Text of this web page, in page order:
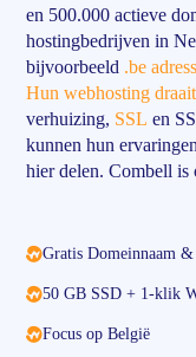
en 500.000 actieve
hostingbedrijven in
bijvoorbeeld .be
Hun webhosting
verhuizing, SSL en
kunnen hun
hier delen. Combell
Gratis Domeinnaam
50 GB SSD + 1-klik
Focus op België